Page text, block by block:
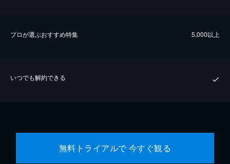
プロが選ぶおすすめ特集 5,000以上
いつでも解約できる
無料トライアルで 今すぐ観る